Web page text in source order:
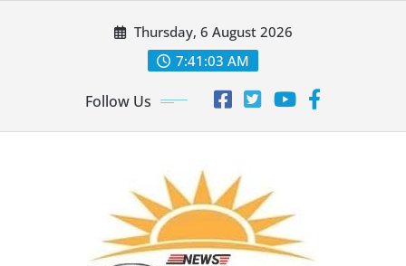
Thursday, 6 August 2026
7:41:05 AM
Follow Us